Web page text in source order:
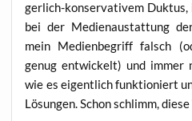
ger­lich-kon­ser­va­ti­vem
bei der Medi­en­austat­tung
mein Medi­en­be­griff falsch
genug ent­wi­ckelt) und immer
wie es eigent­lich funk­tio­niert
Lösun­gen. Schon schlimm,